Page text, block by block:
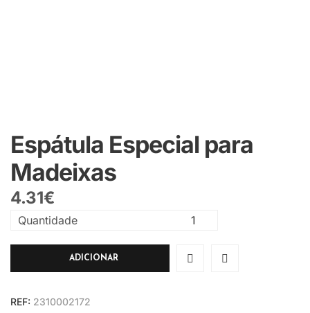
Espátula Especial para
Madeixas
4.31€
Quantidade
ADICIONAR
REF: 2310002172